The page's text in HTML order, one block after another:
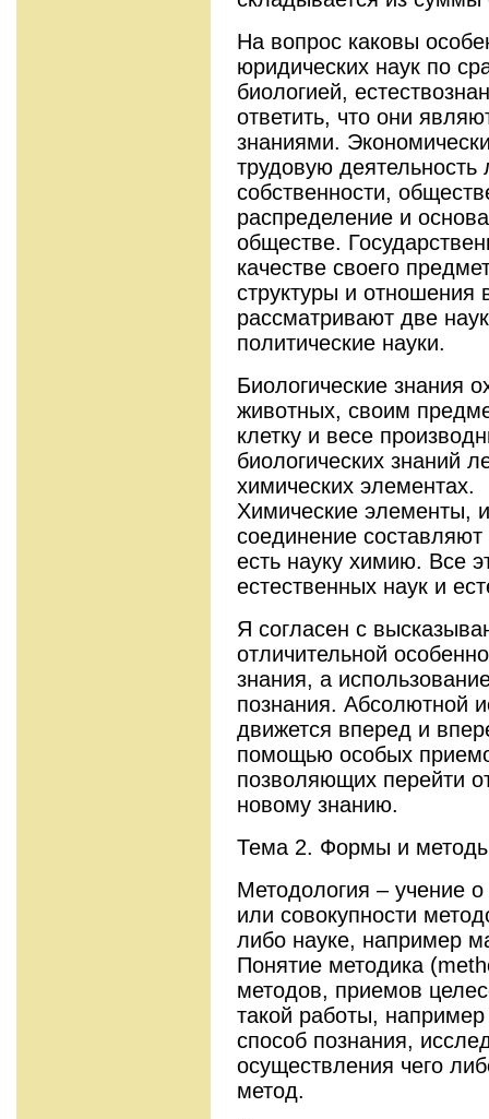
На вопрос каковы
юридических наук по
биологией,
ответить, что они
знаниями.
трудовую
собственности,
распределение и
обществе.
качестве своего
структуры и отношения
рассматривают две
политические науки.
Биологические знания
животных, своим
клетку и весе
биологических знаний
химических элементах.
Химические элементы,
соединение составляют
есть науку химию. Все
естественных наук и
Я согласен с
отличительной
знания, а
познания. Абсолютной
движется вперед и
помощью особых
позволяющих перейти
новому знанию.
Тема 2. Формы и методы
Методология – учение
или совокупности
либо науке, например
Понятие методика
методов, приемов
такой работы,
способ познания,
осуществления чего
метод.